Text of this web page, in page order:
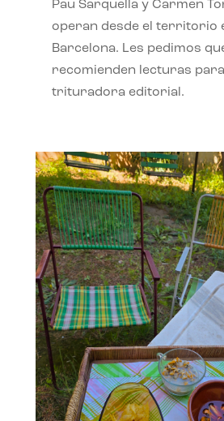
Pau Sarquella y Carmen
operan desde el territorio
Barcelona. Les pedimos
recomienden lecturas
trituradora editorial.